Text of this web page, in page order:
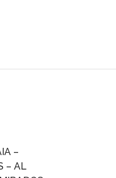
–
– AL